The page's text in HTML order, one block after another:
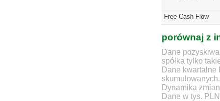
Free Cash Flow
porównaj z
Dane
spółka tylko
Dane
skumulowanych.
Dynamika
Dane w tys. PLN